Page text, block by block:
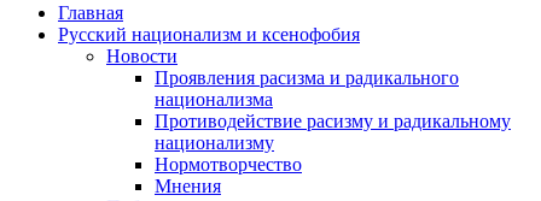
Главная
Русский национализм и ксенофобия
Новости
Проявления расизма и радикального
национализма
Противодействие расизму и радикальному
национализму
Нормотворчество
Мнения